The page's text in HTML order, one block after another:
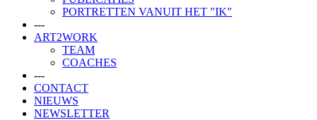
PORTRETTEN VANUIT HET "IK"
---
ART2WORK
TEAM
COACHES
---
CONTACT
NIEUWS
NEWSLETTER